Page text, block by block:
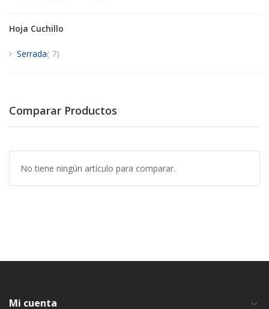
Hoja Cuchillo
Serrada 7artículos
Comparar Productos
No tiene ningún artículo para comparar.
Mi cuenta